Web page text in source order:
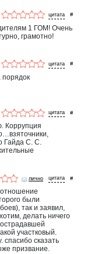
#
1 ГОМ! Очень
грамотно!
#
порядок
#
Коррупция
Гайда С. С.
лично #
отношение
были
так и заявил,
делать ничего
участковый.
спасибо сказать
призвание.